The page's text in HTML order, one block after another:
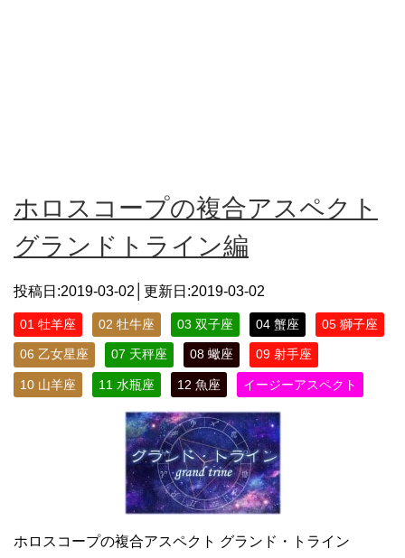
ホロスコープの複合アスペクト
グランドトライン編
投稿日:2019-03-02│更新日:2019-03-02
01 牡羊座 02 牡牛座 03 双子座 04 蟹座 05 獅子座
06 乙女星座 07 天秤座 08 蠍座 09 射手座
10 山羊座 11 水瓶座 12 魚座 イージーアスペクト
ホロスコープの複合アスペクト グランド・トライン